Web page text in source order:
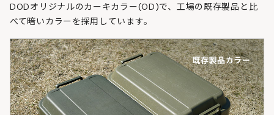
DODオリジナルのカーキカラー(OD)で、工場の既存製品と比
べて暗いカラーを採用しています。